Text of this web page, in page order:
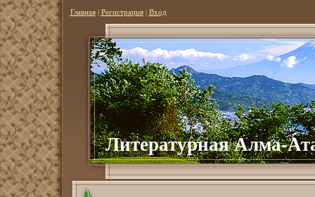
Главная| Регистрация| Вход
Литературная Алма-